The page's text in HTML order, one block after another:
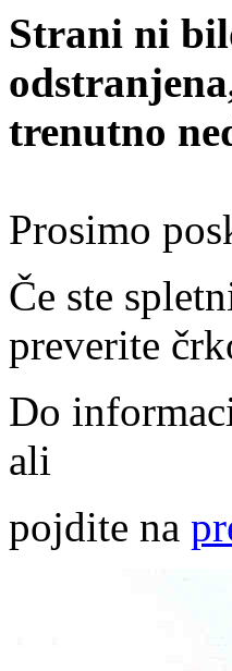
Strani ni
trenutno
Prosimo
Če ste
preverite
Do
ali
pojdite na